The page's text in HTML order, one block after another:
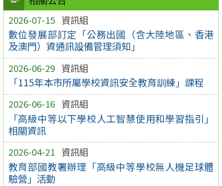
2026-07-15 資訊組
數位發展部訂定「公務出國（含大陸地區、香港
及澳門）資通訊設備管理須知」
2026-06-29 資訊組
「115年本市所屬學校資訊安全教育訓練」課程
2026-06-16 資訊組
「高級中等以下學校人工智慧使用和學習指引」
相關資訊
2026-04-21 資訊組
教育部國教署辦理「高級中等學校無人機足球體
驗營」活動